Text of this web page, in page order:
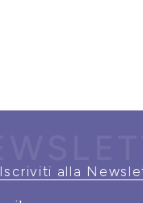
Iscriviti alla